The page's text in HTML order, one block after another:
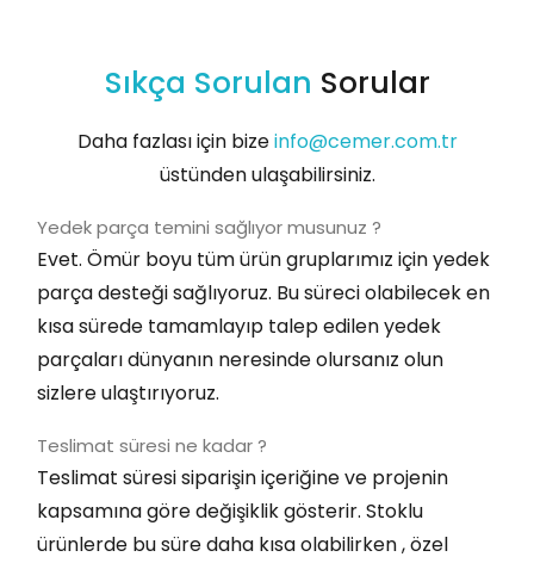
Sıkça Sorulan Sorular
Daha fazlası için bizeinfo@cemer.com.tr
üstünden ulaşabilirsiniz.
Yedek parça temini sağlıyor musunuz ?
Evet. Ömür boyu tüm ürün gruplarımız için yedek
parça desteği sağlıyoruz. Bu süreci olabilecek en
kısa sürede tamamlayıp talep edilen yedek
parçaları dünyanın neresinde olursanız olun
sizlere ulaştırıyoruz.
Teslimat süresi ne kadar ?
Teslimat süresi siparişin içeriğine ve projenin
kapsamına göre değişiklik gösterir. Stoklu
ürünlerde bu süre daha kısa olabilirken , özel